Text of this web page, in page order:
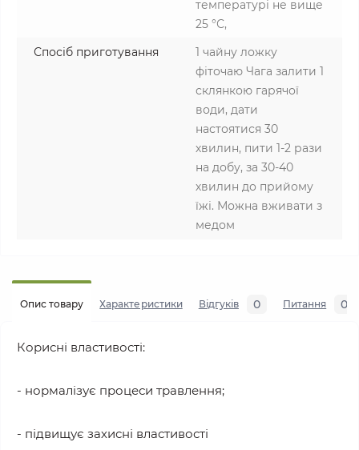
температурі не вище
25 °С,
Спосіб приготування
1 чайну ложку
фіточаю Чага залити 1
склянкою гарячої
води, дати
настоятися 30
хвилин, пити 1-2 рази
на добу, за 30-40
хвилин до прийому
їжі. Можна вживати з
медом
Опис товару Характеристики Відгуків 0 Питання 0
Корисні властивості:
- нормалізує процеси травлення;
- підвищує захисні властивості